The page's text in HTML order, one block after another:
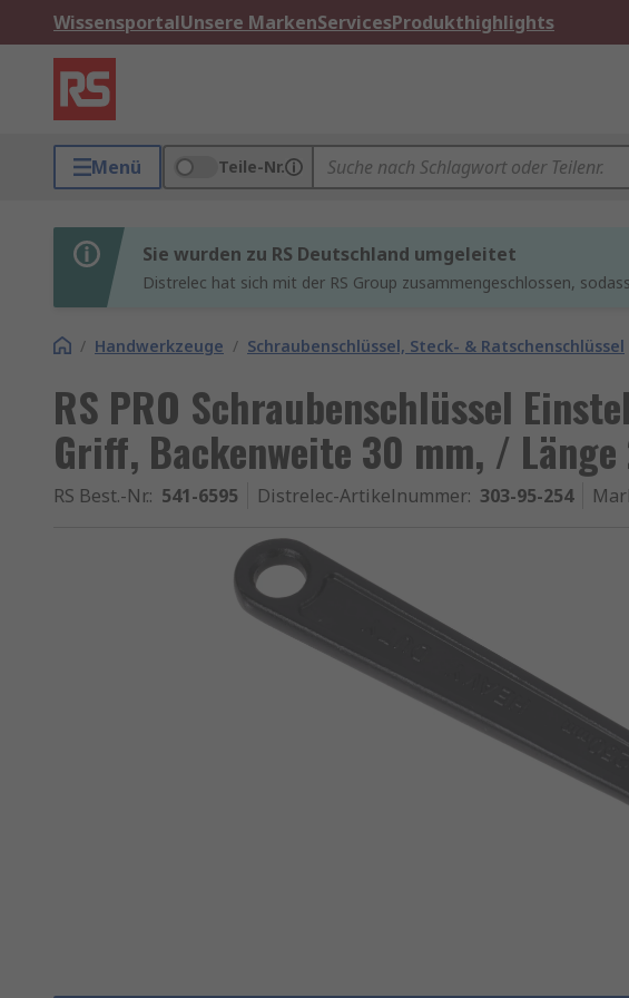
WissensportalUnsere MarkenServicesProdukthighlights
Menü Teile-Nr.
Sie wurden zu RS Deutschland umgeleitet
Distrelec hat sich mit der RS Group zusammengeschlossen,
/ Handwerkzeuge / Schraubenschlüssel, Steck- & Ratschenschlüssel
RS PRO Schraubenschlüssel
Griff, Backenweite 30 mm, /
RS Best.-Nr.: 541-6595 Distrelec-Artikelnummer: 303-95-254